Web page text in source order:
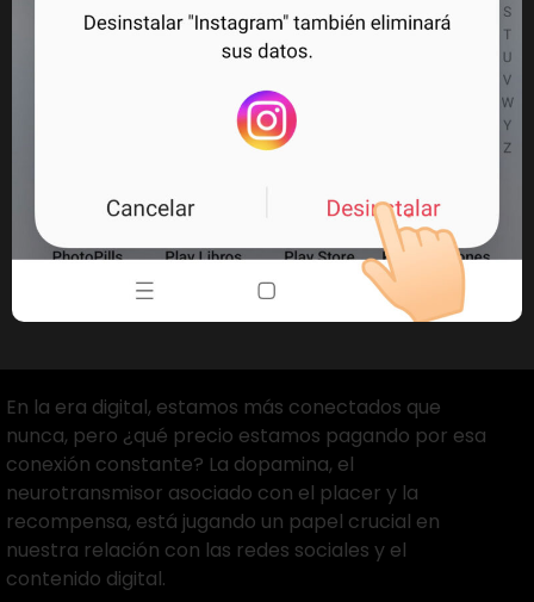
En la era digital, estamos más conectados que
nunca, pero ¿qué precio estamos pagando por esa
conexión constante? La dopamina, el
neurotransmisor asociado con el placer y la
recompensa, está jugando un papel crucial en
nuestra relación con las redes sociales y el
contenido digital.